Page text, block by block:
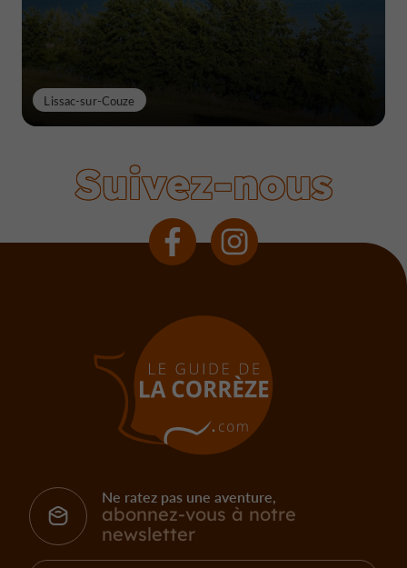
Lissac-sur-Couze
Suivez-nous
Ne ratez pas une aventure,
abonnez-vous à notre
newsletter